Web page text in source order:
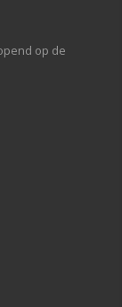
op de